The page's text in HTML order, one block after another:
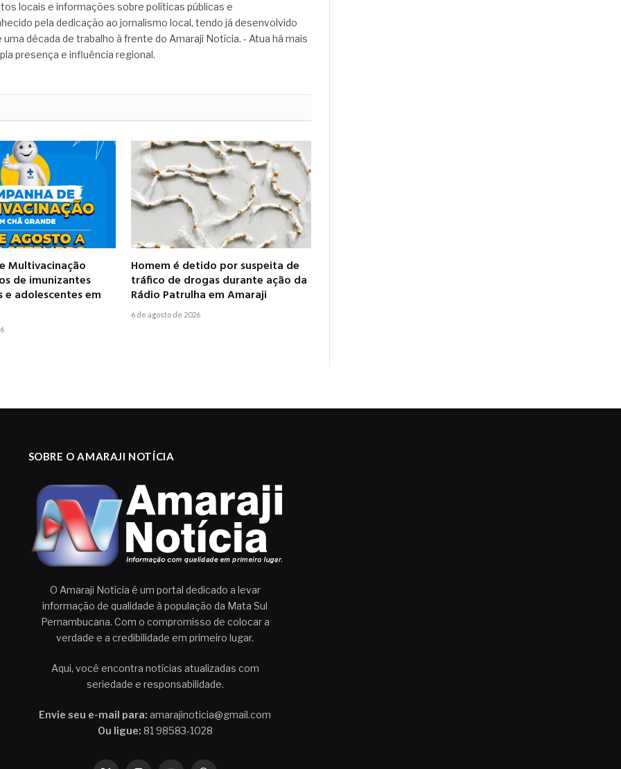
locais e informações sobre políticas públicas e
pela dedicação ao jornalismo local, tendo já desenvolvido
década de trabalho à frente do Amaraji Notícia. - Atua há mais
presença e influência regional.
Multivacinação
de imunizantes
e adolescentes em
Homem é detido por suspeita de
tráfico de drogas durante ação da
Rádio Patrulha em Amaraji
6 de agosto de 2026
SOBRE O AMARAJI NOTÍCIA
O Amaraji Notícia é um portal dedicado a levar
informação de qualidade à população da Mata Sul
Pernambucana. Com o compromisso de colocar a
verdade e a credibilidade em primeiro lugar.
Aqui, você encontra notícias atualizadas com
seriedade e responsabilidade.
Envie seu e-mail para: amarajinoticia@gmail.com
Ou ligue: 81 98583-1028